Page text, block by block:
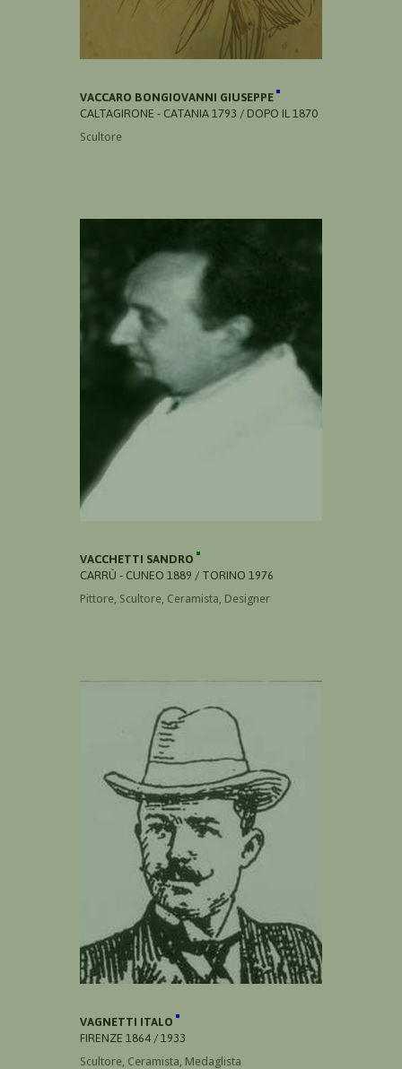
VACCARO BONGIOVANNI GIUSEPPE
CALTAGIRONE - CATANIA 1793 / DOPO IL 1870
Scultore
VACCHETTI SANDRO
CARRÙ - CUNEO 1889 / TORINO 1976
Pittore, Scultore, Ceramista, Designer
VAGNETTI ITALO
FIRENZE 1864 / 1933
Scultore, Ceramista, Medaglista